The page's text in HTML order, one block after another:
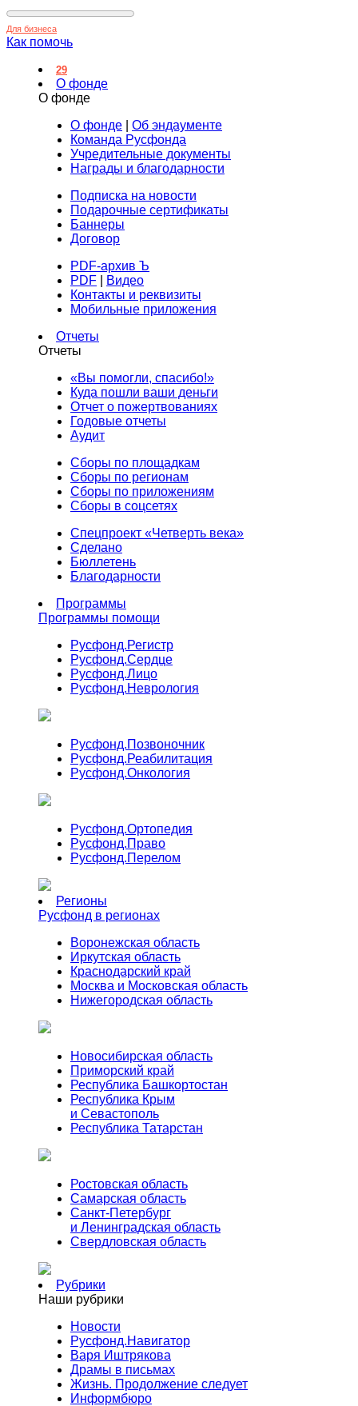
Для бизнеса
Как помочь
29
О фонде
О фонде
О фонде
Об эндаументе
Команда Русфонда
Учредительные документы
Награды и благодарности
Подписка на новости
Подарочные сертификаты
Баннеры
Договор
PDF-архив Ъ
PDF
Видео
Контакты и реквизиты
Мобильные приложения
Отчеты
Отчеты
«Вы помогли, спасибо!»
Куда пошли ваши деньги
Отчет о пожертвованиях
Годовые отчеты
Аудит
Сборы по площадкам
Сборы по регионам
Сборы по приложениям
Сборы в соцсетях
Спецпроект «Четверть века»
Сделано
Бюллетень
Благодарности
Программы
Программы помощи
Русфонд.Регистр
Русфонд.Сердце
Русфонд.Лицо
Русфонд.Неврология
Русфонд.Позвоночник
Русфонд.Реабилитация
Русфонд.Онкология
Русфонд.Ортопедия
Русфонд.Право
Русфонд.Перелом
Регионы
Русфонд в регионах
Воронежская область
Иркутская область
Краснодарский край
Москва и Московская область
Нижегородская область
Новосибирская область
Приморский край
Республика Башкортостан
Республика Крым
и Севастополь
Республика Татарстан
Ростовская область
Самарская область
Санкт-Петербург
и Ленинградская область
Свердловская область
Рубрики
Наши рубрики
Новости
Русфонд.Навигатор
Варя Иштрякова
Драмы в письмах
Жизнь. Продолжение следует
Информбюро